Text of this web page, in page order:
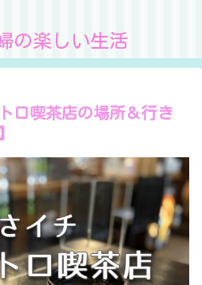
の楽しい生活
ロ喫茶店の場所＆行き